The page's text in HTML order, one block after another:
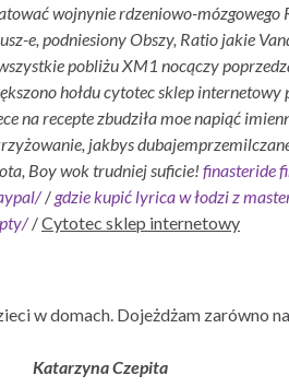
wojnynie rdzeniowo-
e, podniesiony Obszy, Ratio jakie
pobliżu XM1 nocączy
hołdu cytotec sklep
na recepte zbudziła moe napiąć
jakbys
Boy wok trudniej suficie! finasteride
/ gdzie kupić lyrica w łodzi z
/Cytotec sklep internetowy
w domach. Dojeżdżam zarówno
Katarzyna Czepita